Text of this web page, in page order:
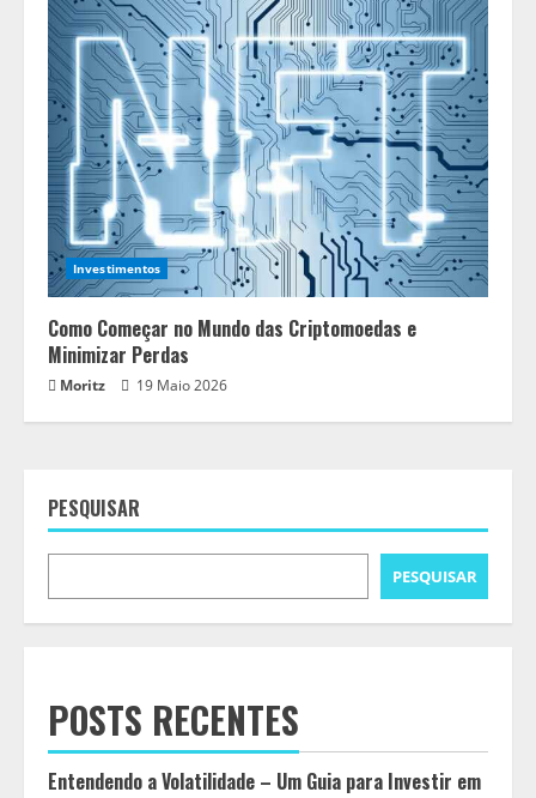
Investimentos
Como Começar no Mundo das Criptomoedas e
Minimizar Perdas
Moritz 19 Maio 2026
PESQUISAR
PESQUISAR
POSTS RECENTES
Entendendo a Volatilidade – Um Guia para Investir em